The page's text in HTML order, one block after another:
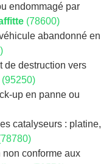
endommagé par
(78600)
abandonné en
de destruction vers
(95250)
up en panne ou
catalyseurs : platine,
conforme aux